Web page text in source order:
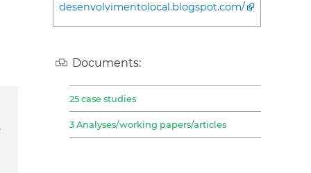
desenvolvimentolocal.blogspot.com/
Documents:
25 case studies
3 Analyses/working papers/articles